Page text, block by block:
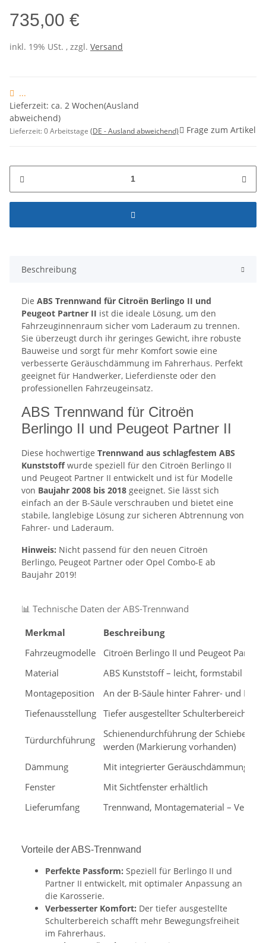
735,00 €
inkl. 19% USt. , zzgl. Versand
...
Lieferzeit: ca. 2 Wochen(Ausland
abweichend)
Lieferzeit:0 Arbeitstage (DE - Ausland abweichend) Frage zum Artikel
Beschreibung
Die ABS Trennwand für Citroën Berlingo II und
Peugeot Partner II ist die ideale Lösung, um den
Fahrzeuginnenraum sicher vom Laderaum zu trennen.
Sie überzeugt durch ihr geringes Gewicht, ihre robuste
Bauweise und sorgt für mehr Komfort sowie eine
verbesserte Geräuschdämmung im Fahrerhaus. Perfekt
geeignet für Handwerker, Lieferdienste oder den
professionellen Fahrzeugeinsatz.
ABS Trennwand für Citroën
Berlingo II und Peugeot Partner II
Diese hochwertige Trennwand aus schlagfestem ABS
Kunststoffwurde speziell für den Citroën Berlingo II
und Peugeot Partner II entwickelt und ist für Modelle
von Baujahr 2008 bis 2018 geeignet. Sie lässt sich
einfach an der B-Säule verschrauben und bietet eine
stabile, langlebige Lösung zur sicheren Abtrennung von
Fahrer- und Laderaum.
Hinweis: Nicht passend für den neuen Citroën
Berlingo, Peugeot Partner oder Opel Combo-E ab
Baujahr 2019!
📊 Technische Daten der ABS-Trennwand
Merkmal
Beschreibung
Fahrzeugmodelle
Citroën Berlingo II und Peugeot
Material
ABS Kunststoff – leicht, formstabil und
Montageposition
An der B-Säule hinter Fahrer- und
Tiefenausstellung Tiefer ausgestellter Schulterbereich für
Türdurchführung
Schienendurchführung der Schiebetür
werden (Markierung vorhanden)
Dämmung
Mit integrierter Geräuschdämmung
Fenster
Mit Sichtfenster erhältlich
Lieferumfang
Trennwand, Montagematerial –
Vorteile der ABS-Trennwand
Perfekte Passform: Speziell für Berlingo II und
Partner II entwickelt, mit optimaler Anpassung an
die Karosserie.
Verbesserter Komfort: Der tiefer ausgestellte
Schulterbereich schafft mehr Bewegungsfreiheit
im Fahrerhaus.